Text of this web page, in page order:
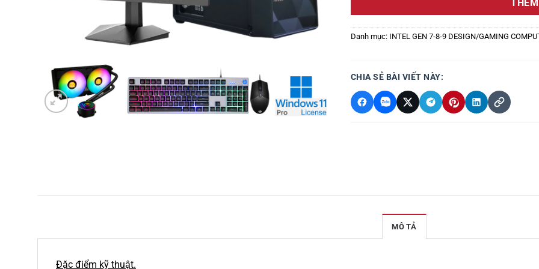
Danh mục: INTEL GEN 7-8-9 DESIGN/GAMING
CHIA SẺ BÀI VIẾT NÀY:
MÔ TẢ
Đặc điểm kỹ thuật.